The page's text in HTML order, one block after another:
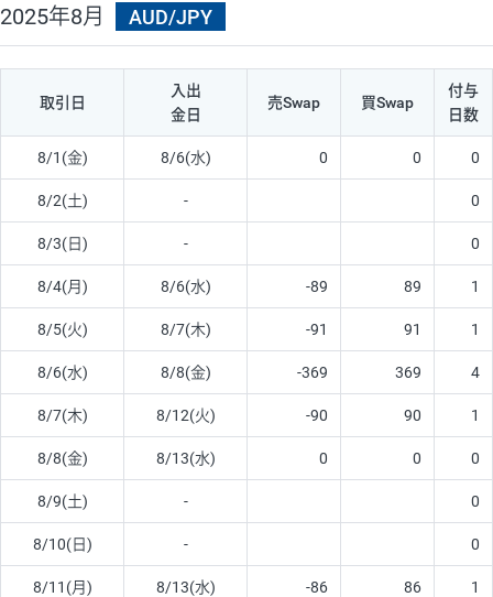
2025年8月 AUD/JPY
取引日
入出
金日
売Swap 買Swap
付与
日数
8/1(金) 8/6(水) 0 0 0
8/2(土) - 0
8/3(日) - 0
8/4(月) 8/6(水) -89 89 1
8/5(火) 8/7(木) -91 91 1
8/6(水) 8/8(金) -369 369 4
8/7(木) 8/12(火) -90 90 1
8/8(金) 8/13(水) 0 0 0
8/9(土) - 0
8/10(日) - 0
8/11(月) 8/13(水) -86 86 1